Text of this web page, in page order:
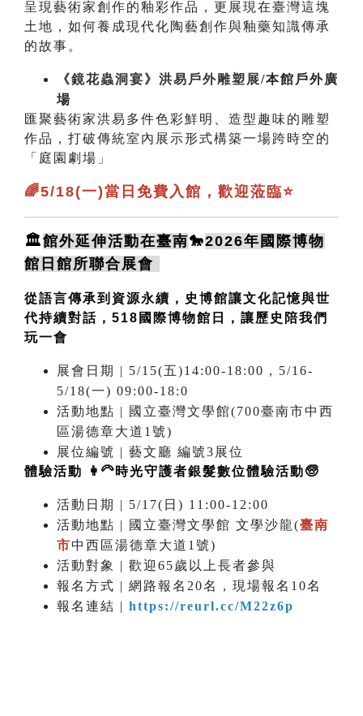
呈現藝術家創作的釉彩作品，更展現在臺灣這塊
土地，如何養成現代化陶藝創作與釉藥知識傳承
的故事。
《鏡花蟲洞宴》洪易戶外雕塑展/本館戶外廣
場
匯聚藝術家洪易多件色彩鮮明、造型趣味的雕塑
作品，打破傳統室內展示形式構築一場跨時空的
「庭園劇場」
🌈5/18(一)當日免費入館，歡迎蒞臨⭐️
🏛️館外延伸活動在臺南🐎2026年國際博物
館日館所聯合展會
從語言傳承到資源永續，史博館讓文化記憶與世
代持續對話， 518國際博物館日，讓歷史陪我們
玩一會
展會日期 | 5/15(五)14:00-18:00，5/16-
5/18(一) 09:00-18:0
活動地點 | 國立臺灣文學館(700臺南市中西
區湯德章大道1號)
展位編號 | 藝文廳 編號3展位
體驗活動 👩‍🦳時光守護者銀髮數位體驗活動🧓
活動日期 | 5/17(日) 11:00-12:00
活動地點 | 國立臺灣文學館 文學沙龍(臺南
市中西區湯德章大道1號)
活動對象 | 歡迎65歲以上長者參與
報名方式 | 網路報名20名，現場報名10名
報名連結 | https://reurl.cc/M22z6p